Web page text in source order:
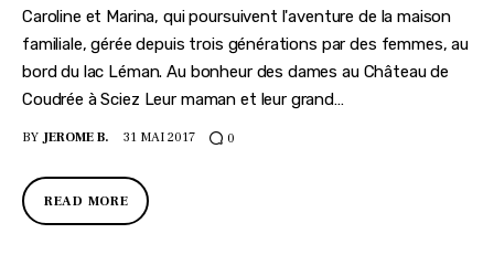
Caroline et Marina, qui poursuivent l'aventure de la maison
familiale, gérée depuis trois générations par des femmes, au
bord du lac Léman. Au bonheur des dames au Château de
Coudrée à Sciez Leur maman et leur grand…
BY JEROME B. 31 MAI 2017 0
READ MORE